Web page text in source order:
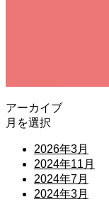
アーカイブ
月を選択
2026年3月
2024年11月
2024年7月
2024年3月